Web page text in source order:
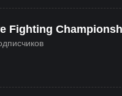
Fighting